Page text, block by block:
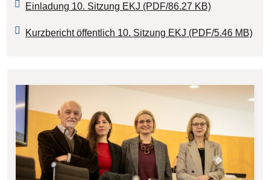
Einladung 10. Sitzung EKJ (PDF/86.27 KB)
Kurzbericht öffentlich 10. Sitzung EKJ (PDF/5.46 MB)